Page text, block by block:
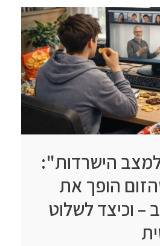
הישרדות":
הופך את
– וכיצד לשלוט